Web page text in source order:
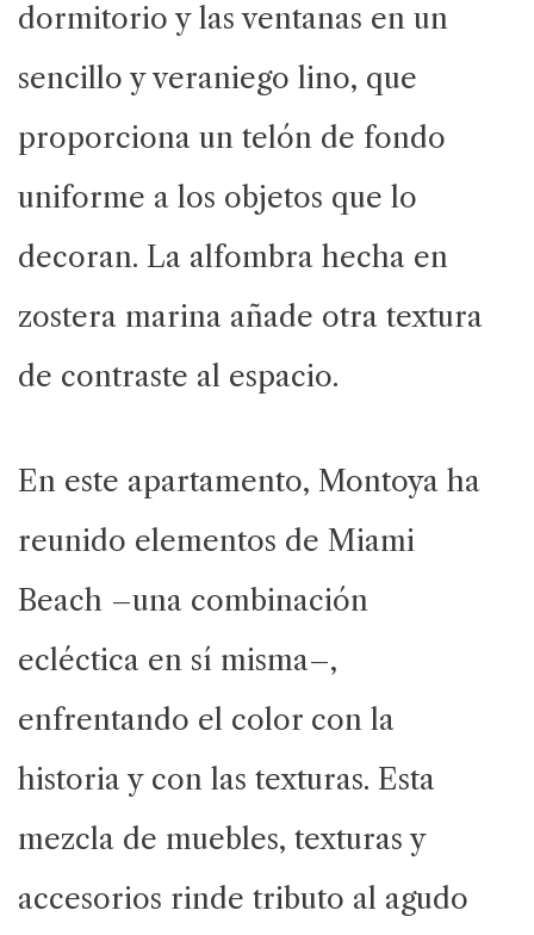
dormitorio y las ventanas en un
sencillo y veraniego lino, que
proporciona un telón de fondo
uniforme a los objetos que lo
decoran. La alfombra hecha en
zostera marina añade otra textura
de contraste al espacio.
En este apartamento, Montoya ha
reunido elementos de Miami
Beach –una combinación
ecléctica en sí misma–,
enfrentando el color con la
historia y con las texturas. Esta
mezcla de muebles, texturas y
accesorios rinde tributo al agudo